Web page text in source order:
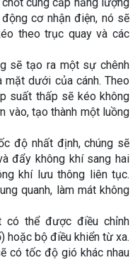
cơ nhận điện, nó sẽ
theo trục quay và các
sẽ tạo ra một sự chênh
dưới của cánh. Theo
suất thấp sẽ kéo không
vào, tạo thành một luồng
độ nhất định, chúng sẽ
đẩy không khí sang hai
khí lưu thông liên tục.
quanh, làm mát không
có thể được điều chỉnh
hoặc bộ điều khiển từ xa.
có tốc độ gió khác nhau